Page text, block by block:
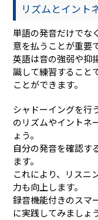
リズムとイント
単語の発音だけでな
意を払うことが重要
英語は音の強弱や抑
識して練習すること
ことができます。
シャドーイングを行
のリズムやイントネ
ょう。
自分の発音を確認す
ます。
これにより、リスニ
力も向上します。
録音機能付きのスマ
に実践してみましょう